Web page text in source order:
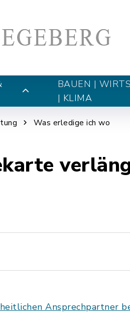
BAUEN |
| KLIMA
Was erledige ich wo
Ansprechpartner